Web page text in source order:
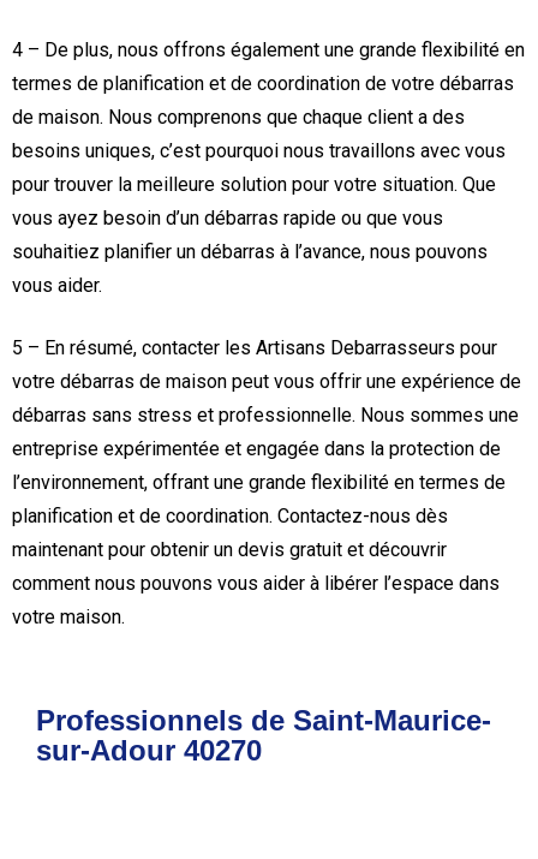
4 – De plus, nous offrons également une grande flexibilité en
termes de planification et de coordination de votre débarras
de maison. Nous comprenons que chaque client a des
besoins uniques, c’est pourquoi nous travaillons avec vous
pour trouver la meilleure solution pour votre situation. Que
vous ayez besoin d’un débarras rapide ou que vous
souhaitiez planifier un débarras à l’avance, nous pouvons
vous aider.
5 – En résumé, contacter les Artisans Debarrasseurs pour
votre débarras de maison peut vous offrir une expérience de
débarras sans stress et professionnelle. Nous sommes une
entreprise expérimentée et engagée dans la protection de
l’environnement, offrant une grande flexibilité en termes de
planification et de coordination. Contactez-nous dès
maintenant pour obtenir un devis gratuit et découvrir
comment nous pouvons vous aider à libérer l’espace dans
votre maison.
Professionnels de Saint-Maurice-
sur-Adour 40270